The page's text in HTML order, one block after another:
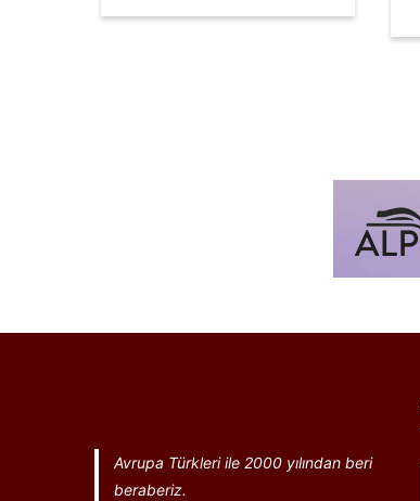
Avrupa Türkleri ile 2000 yılından beri
beraberiz.